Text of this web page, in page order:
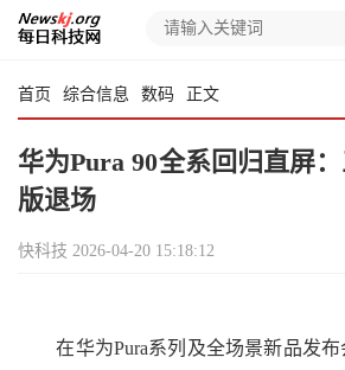
首页 综合信息 数码 正文
华为Pura 90全系回归直屏
版退场
快科技 2026-04-20 15:18:12
在华为Pura系列及全场景新品发布